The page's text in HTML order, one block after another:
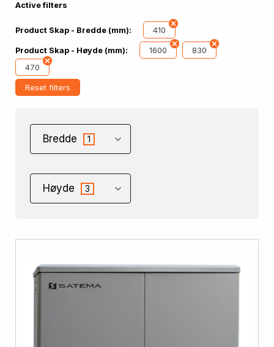
Active filters
Product Skap - Bredde (mm): 410
Product Skap - Høyde (mm): 1600
830
470
Reset filters
Bredde 1
Høyde 3